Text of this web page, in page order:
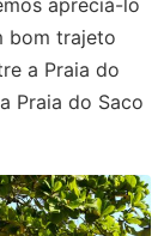
bom trajeto
a Praia do
Praia do Saco